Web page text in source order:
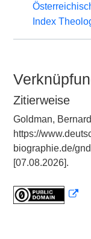
Index
Zitierweise
Goldman,
https://
biographie.de/
[07.08.2026].